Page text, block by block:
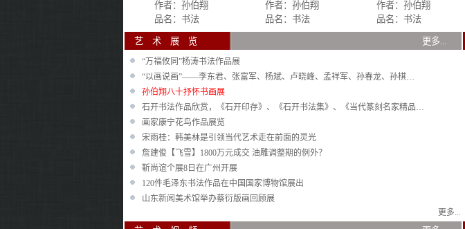
作者： 孙伯翔
品名：书法
作者： 孙伯翔
品名：书法
作者： 孙伯翔
品名：书法
艺 术 展 览 更多...
“万福攸同”杨涛书法作品展
“以画说画”——李东君、张富军、杨斌、卢晓峰、孟祥军、孙春龙、孙棋…
孙伯翔八十抒怀书画展
石开书法作品欣赏，《石开印存》、《石开书法集》、《当代篆刻名家精品…
画家康宁花鸟作品展览
宋雨桂：韩美林是引领当代艺术走在前面的灵光
詹建俊【飞雪】1800万元成交 油雕调整期的例外？
靳尚谊个展8日在广州开展
120件毛泽东书法作品在中国国家博物馆展出
山东新闻美术馆举办蔡衍版画回顾展
更多...